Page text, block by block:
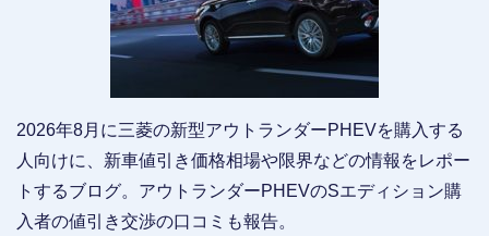
2026年8月に三菱の新型アウトランダーPHEVを購入する
人向けに、新車値引き価格相場や限界などの情報をレポー
トするブログ。アウトランダーPHEVのSエディション購
入者の値引き交渉の口コミも報告。